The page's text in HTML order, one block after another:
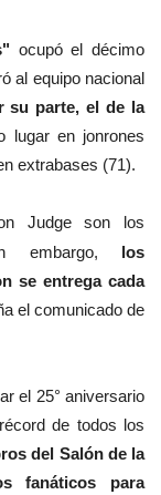
ocupó el décimo
al equipo nacional
su parte, el de la
lugar en jonrones
extrabases (71).
Judge son los
embargo, los
se entrega cada
el comunicado de
el 25° aniversario
de todos los
del Salón de la
fanáticos para